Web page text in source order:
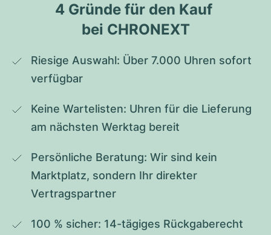
4 Gründe für den Kauf
bei CHRONEXT
Riesige Auswahl: Über 7.000 Uhren sofort
verfügbar
Keine Wartelisten: Uhren für die Lieferung
am nächsten Werktag bereit
Persönliche Beratung: Wir sind kein
Marktplatz, sondern Ihr direkter
Vertragspartner
100 % sicher: 14-tägiges Rückgaberecht